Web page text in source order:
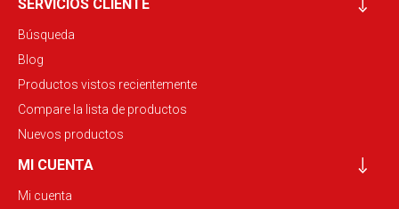
SERVICIOS CLIENTE
Búsqueda
Blog
Productos vistos recientemente
Compare la lista de productos
Nuevos productos
MI CUENTA
Mi cuenta